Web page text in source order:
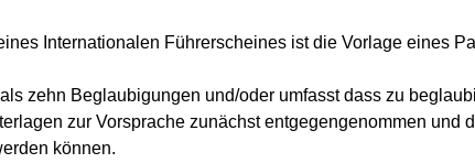
Internationalen Führerscheines ist die Vorlage eines
zehn Beglaubigungen und/oder umfasst dass zu
zur Vorsprache zunächst entgegengenommen und
können.